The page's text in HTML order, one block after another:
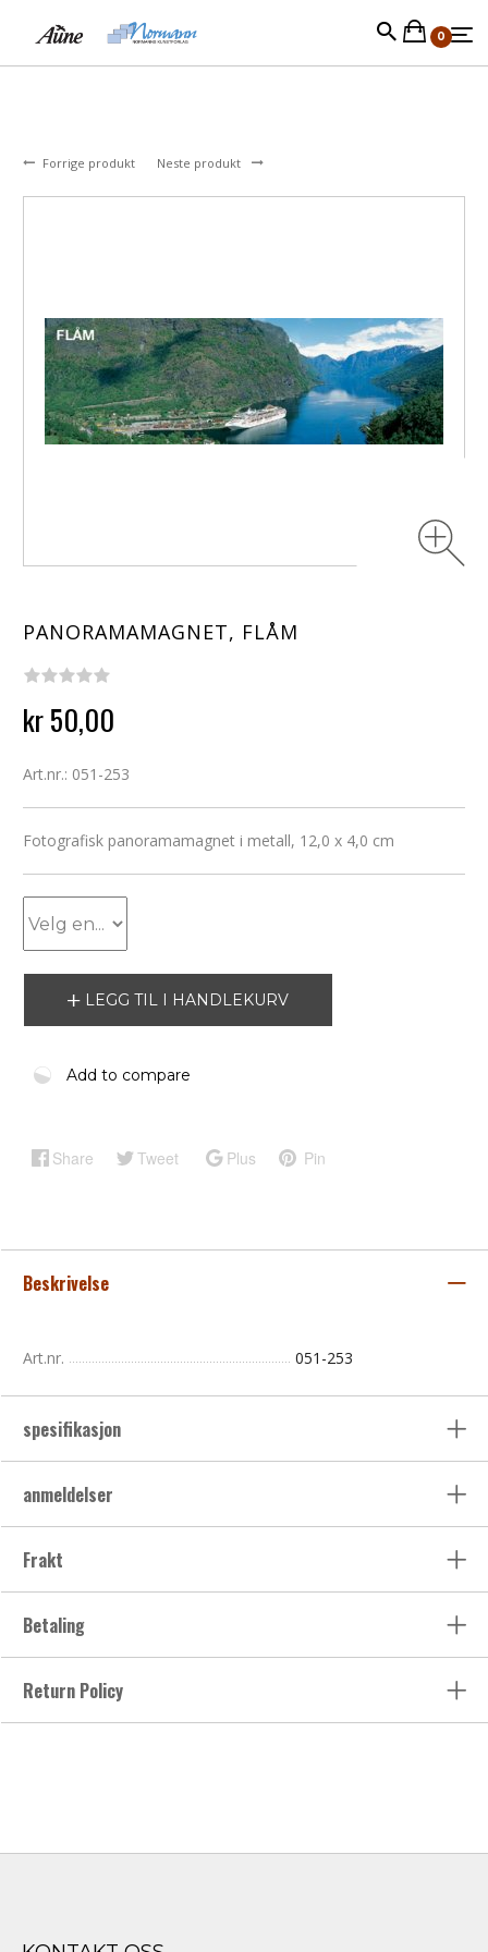
0
Forrige produkt Neste produkt
PANORAMAMAGNET, FLÅM
kr 50,00
Art.nr.: 051-253
Fotografisk panoramamagnet i metall, 12,0 x 4,0 cm
LEGG TIL I HANDLEKURV
Add to compare
Share Tweet Plus Pin
Beskrivelse
Art.nr. 051-253
spesifikasjon
anmeldelser
Frakt
Betaling
Return Policy